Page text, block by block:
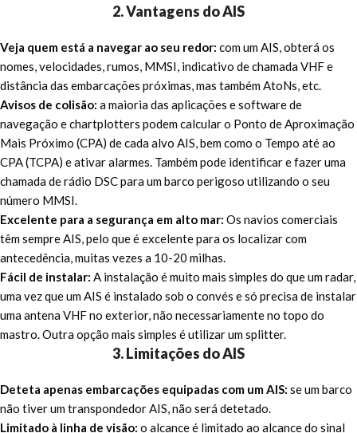
2. Vantagens do AIS
Veja quem está a navegar ao seu redor: com um AIS, obterá os
nomes, velocidades, rumos, MMSI, indicativo de chamada VHF e
distância das embarcações próximas, mas também AtoNs, etc.
Avisos de colisão: a maioria das aplicações e software de
navegação e chartplotters podem calcular o Ponto de Aproximação
Mais Próximo (CPA) de cada alvo AIS, bem como o Tempo até ao
CPA (TCPA) e ativar alarmes. Também pode identificar e fazer uma
chamada de rádio DSC para um barco perigoso utilizando o seu
número MMSI.
Excelente para a segurança em alto mar: Os navios comerciais
têm sempre AIS, pelo que é excelente para os localizar com
antecedência, muitas vezes a 10-20 milhas.
Fácil de instalar: A instalação é muito mais simples do que um radar,
uma vez que um AIS é instalado sob o convés e só precisa de instalar
uma antena VHF no exterior, não necessariamente no topo do
mastro. Outra opção mais simples é utilizar um splitter.
3. Limitações do AIS
Deteta apenas embarcações equipadas com um AIS: se um barco
não tiver um transpondedor AIS, não será detetado.
Limitado à linha de visão: o alcance é limitado ao alcance do sinal